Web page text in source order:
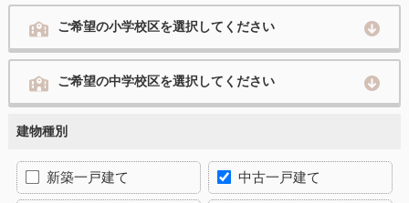
ご希望の小学校区を選択してください
ご希望の中学校区を選択してください
建物種別
新築一戸建て 中古一戸建て